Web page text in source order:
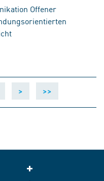
Offener
> >>